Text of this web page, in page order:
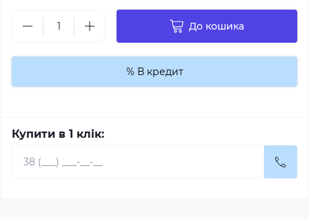
До кошика
% В кредит
Купити в 1 клік: